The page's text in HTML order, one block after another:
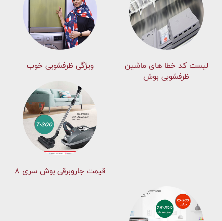
لیست کد خطا های ماشين
ظرفشویی بوش
ویژگی ظرفشویی خوب
قیمت جاروبرقی بوش سری ۸